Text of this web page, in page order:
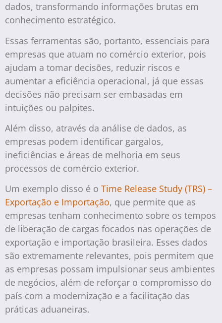
dados, transformando informações brutas em
conhecimento estratégico.
Essas ferramentas são, portanto, essenciais para
empresas que atuam no comércio exterior, pois
ajudam a tomar decisões, reduzir riscos e
aumentar a eficiência operacional, já que essas
decisões não precisam ser embasadas em
intuições ou palpites.
Além disso, através da análise de dados, as
empresas podem identificar gargalos,
ineficiências e áreas de melhoria em seus
processos de comércio exterior.
Um exemplo disso é o Time Release Study (TRS) –
Exportação e Importação, que permite que as
empresas tenham conhecimento sobre os tempos
de liberação de cargas focados nas operações de
exportação e importação brasileira. Esses dados
são extremamente relevantes, pois permitem que
as empresas possam impulsionar seus ambientes
de negócios, além de reforçar o compromisso do
país com a modernização e a facilitação das
práticas aduaneiras.